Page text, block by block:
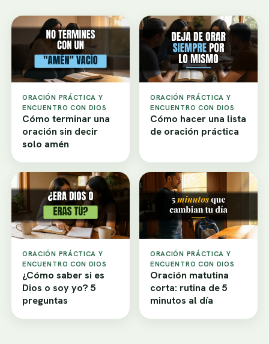
ORACIÓN PRÁCTICA Y
ENCUENTRO CON DIOS
Cómo terminar una
oración sin decir
solo amén
ORACIÓN PRÁCTICA Y
ENCUENTRO CON DIOS
Cómo hacer una lista
de oración práctica
ORACIÓN PRÁCTICA Y
ENCUENTRO CON DIOS
¿Cómo saber si es
Dios o soy yo? 5
preguntas
ORACIÓN PRÁCTICA Y
ENCUENTRO CON DIOS
Oración matutina
corta: rutina de 5
minutos al día